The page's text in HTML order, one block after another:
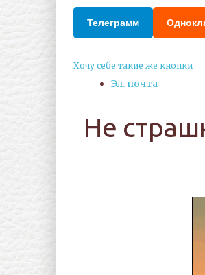
Телеграмм
Хочу себе такие же кнопки
Эл. почта
Не